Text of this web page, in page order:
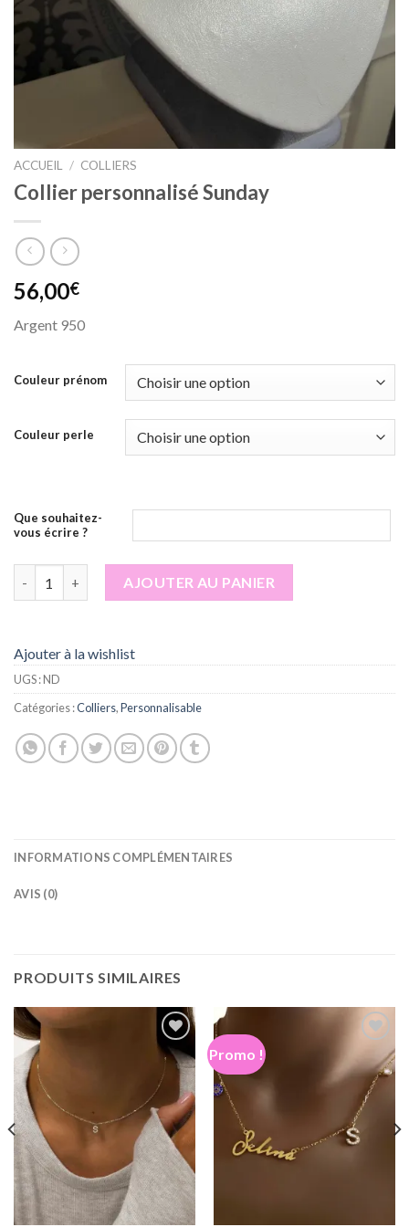
ACCUEIL / COLLIERS
Collier personnalisé Sunday
56,00€
Argent 950
Couleur prénom
Couleur perle
Que souhaitez-
vous écrire ?
AJOUTER AU PANIER
Ajouter à la wishlist
UGS :ND
Catégories :Colliers,Personnalisable
INFORMATIONS COMPLÉMENTAIRES
AVIS (0)
PRODUITS SIMILAIRES
Ajouter
wishlist
Promo !
à la
wishlist